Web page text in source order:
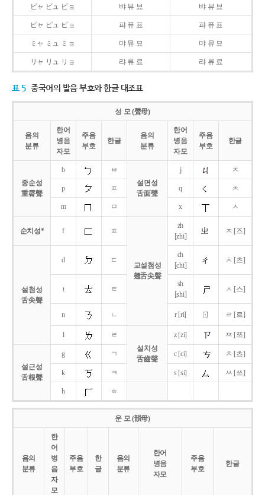
ビャ ビュ ビョ 뱌 뷰 뵤 뱌 뷰 뵤
ピャ ピュ ピョ 퍄 퓨 표 퍄 퓨 표
ミャ ミュ ミョ 먀 뮤 묘 먀 뮤 묘
リャ リュ リョ 랴 류 료 랴 류 료
표 5 중국어의 발음 부호와 한글 대조표
성 모 (聲母)
음의
분류
한어
병음
자모
주음
부호
한글
음의
분류
한어
병음
자모
주음
부호
한글
중순성
重脣聲
b
ㅂ
설면성
舌面聲
j ㅈ
p ㅍ q ㅊ
m ㅁ x ㅅ
순치성* f ㅍ
교설첨성
翹舌尖聲
zh
[zhi]
ㅈ [즈]
설첨성
舌尖聲
d ㄷ
ch
[chi]
ㅊ [츠]
t ㅌ
sh
[shi]
ㅅ [스]
n ㄴ r [ri] ㄖ ㄹ [르]
l
ㄹ
설치성
舌齒聲
z [zi] ㅉ [쯔]
설근성
舌根聲
g ㄱ c [ci] ㅊ [츠]
k ㅋ s [si] ㅆ [쓰]
h ㅎ
운 모 (韻母)
음의
분류
한
어
병
음
자
모
주음
부호
한
글
음의
분류
한어
병음
자모
주음
부호
한글